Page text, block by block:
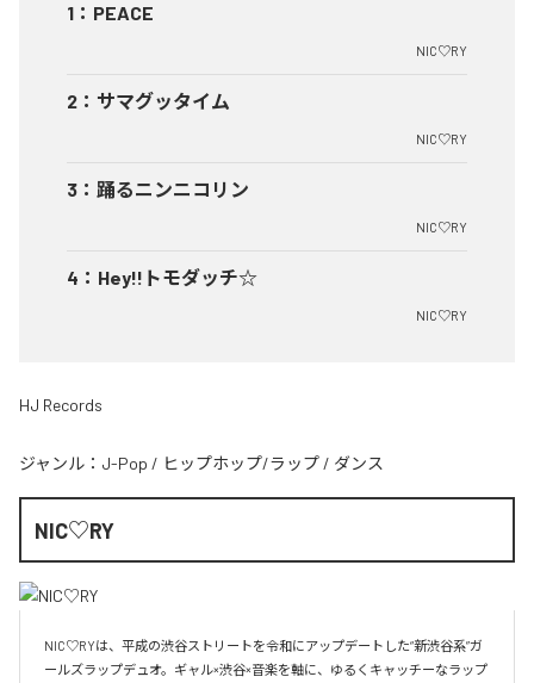
1 ： PEACE
NIC♡RY
2 ： サマグッタイム
NIC♡RY
3 ： 踊るニンニコリン
NIC♡RY
4 ： Hey!!トモダッチ☆
NIC♡RY
HJ Records
ジャンル： J-Pop / ヒップホップ/ラップ / ダンス
NIC♡RY
NIC♡RYは、平成の渋谷ストリートを令和にアップデートした“新渋谷系”ガ
ールズラップデュオ。ギャル×渋谷×音楽を軸に、ゆるくキャッチーなラップ